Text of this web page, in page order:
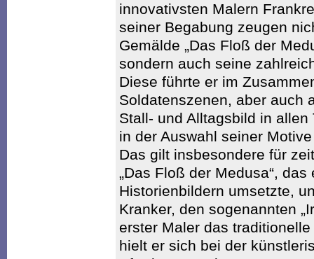
innovativsten Malern
seiner Begabung zeugen
Gemälde „Das Floß der
sondern auch seine
Diese führte er im
Soldatenszenen, aber auch
Stall- und Alltagsbild in
in der Auswahl seiner
Das gilt insbesondere für
„Das Floß der Medusa“,
Historienbildern umsetzte,
Kranker, den sogenannten
erster Maler das
hielt er sich bei der